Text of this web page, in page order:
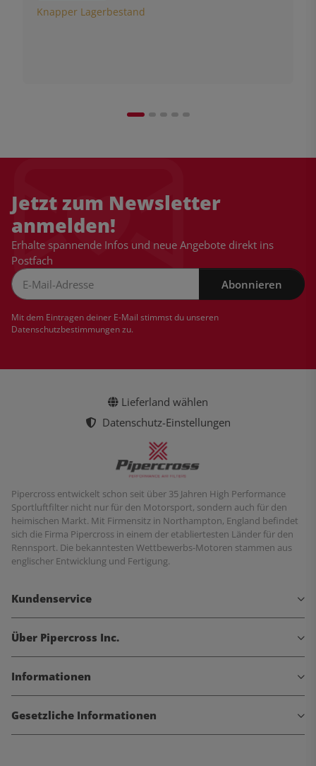
Knapper Lagerbestand
Jetzt zum Newsletter
anmelden!
Erhalte spannende Infos und neue Angebote direkt ins
Postfach
Abonnieren
Mit dem Eintragen deiner E-Mail stimmst du unseren
Datenschutzbestimmungenzu.
Lieferland wählen
Datenschutz-Einstellungen
Pipercross entwickelt schon seit über 35 Jahren High Performance
Sportluftfilter nicht nur für den Motorsport, sondern auch für den
heimischen Markt. Mit Firmensitz in Northampton, England befindet
sich die Firma Pipercross in einem der etabliertesten Länder für den
Rennsport. Die bekanntesten Wettbewerbs-Motoren stammen aus
englischer Entwicklung und Fertigung.
Kundenservice
Über Pipercross Inc.
Informationen
Gesetzliche Informationen